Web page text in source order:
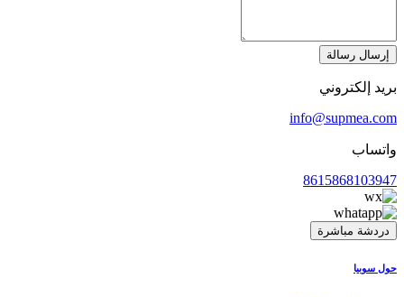
إرسال رسالة
بريد إلكتروني
info@supmea.com
واتساب
8615868103947
دردشة مباشرة
حول سوبيا